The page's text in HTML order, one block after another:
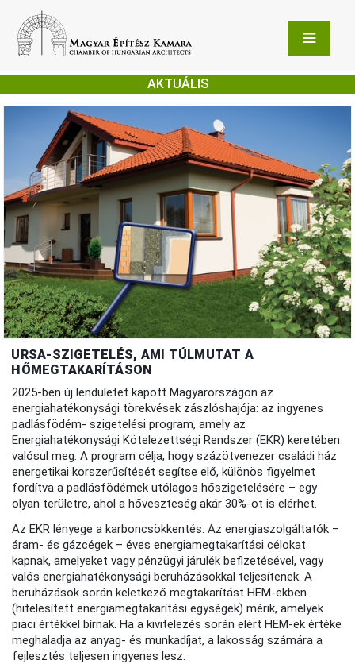
AKTUÁLIS
URSA-SZIGETELÉS, AMI TÚLMUTAT A
HŐMEGTAKARÍTÁSON
2025-ben új lendületet kapott Magyarországon az
energiahatékonysági törekvések zászlóshajója: az ingyenes
padlásfödém- szigetelési program, amely az
Energiahatékonysági Kötelezettségi Rendszer (EKR) keretében
valósul meg. A program célja, hogy százötvenezer családi ház
energetikai korszerűsítését segítse elő, különös figyelmet
fordítva a padlásfödémek utólagos hőszigetelésére – egy
olyan területre, ahol a hőveszteség akár 30%-ot is elérhet.
Az EKR lényege a karboncsökkentés. Az energiaszolgáltatók –
áram- és gázcégek – éves energiamegtakarítási célokat
kapnak, amelyeket vagy pénzügyi járulék befizetésével, vagy
valós energiahatékonysági beruházásokkal teljesítenek. A
beruházások során keletkező megtakarítást HEM-ekben
(hitelesített energiamegtakarítási egységek) mérik, amelyek
piaci értékkel bírnak. Ha a kivitelezés során elért HEM-ek értéke
meghaladja az anyag- és munkadíjat, a lakosság számára a
fejlesztés teljesen ingyenes lesz.